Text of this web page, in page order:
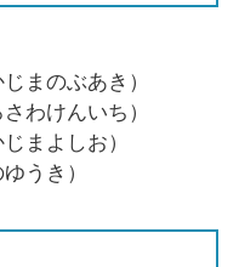
まのぶあき）
けんいち）
よしお）
うき）